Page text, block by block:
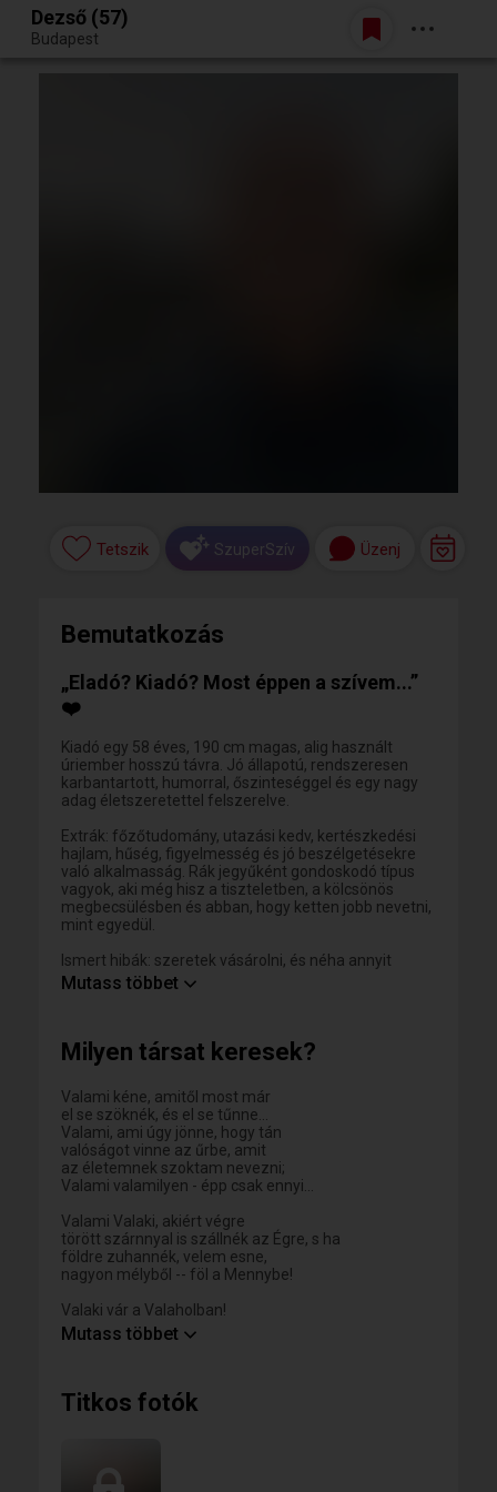
Egy jó randiból bármi lehet.
Belépés
Dezső (57)
Budapest
Tetszik SzuperSzív Üzenj
Bemutatkozás
„Eladó? Kiadó? Most éppen a szívem...”
❤️
Kiadó egy 58 éves, 190 cm magas, alig használt
úriember hosszú távra. Jó állapotú, rendszeresen
karbantartott, humorral, őszinteséggel és egy nagy
adag életszeretettel felszerelve.
Extrák: főzőtudomány, utazási kedv, kertészkedési
hajlam, hűség, figyelmesség és jó beszélgetésekre
való alkalmasság. Rák jegyűként gondoskodó típus
vagyok, aki még hisz a tiszteletben, a kölcsönös
megbecsülésben és abban, hogy ketten jobb nevetni,
mint egyedül.
Ismert hibák: szeretek vásárolni, és néha annyit
válogatok a boltban, hogy egy paradicsom
A használati nyomok az életből származnak, de a
működés kifogástalan.
Kapcsolat céljából keresem azt a kedves Hölgyet, aki
szerint a nevetés, az őszinteség és az összetartozás
még mindig divatban van.
A szívem jelenleg kiadó, de a megfelelő Hölgynek
akár végleg eladó is. ❤️😊
Mutass többet
Milyen társat keresek?
Valami kéne, amitől most már
el se szöknék, és el se tűnne...
Valami, ami úgy jönne, hogy tán
valóságot vinne az űrbe, amit
az életemnek szoktam nevezni;
Valami valamilyen - épp csak ennyi...
Valami Valaki, akiért végre
törött szárnnyal is szállnék az Égre, s ha
földre zuhannék, velem esne,
nagyon mélyből -- föl a Mennybe!
Valaki vár a Valaholban!
Valamikor majd valahonnan
előjön ő is, hogy „Nézd, itt vagyok!
Ilyen féle...
És majd azt mondod, ezért várni megérte!
magával erre a seholse Földre.
Mutass többet
Titkos fotók